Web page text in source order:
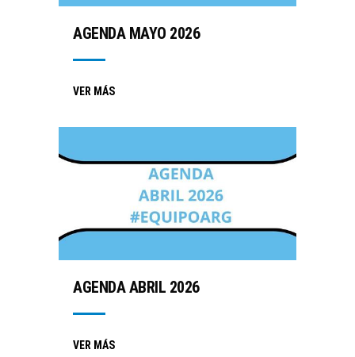
AGENDA MAYO 2026
VER MÁS
AGENDA ABRIL 2026
VER MÁS